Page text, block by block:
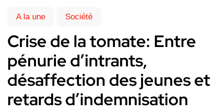
A la une Société
Crise de la tomate: Entre
pénurie d’intrants,
désaffection des jeunes et
retards d’indemnisation